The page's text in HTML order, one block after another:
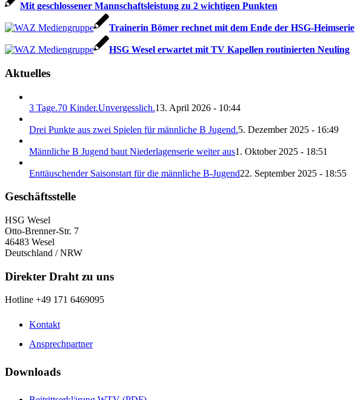
Mit geschlossener Mannschaftsleistung zu 2 wichtigen Punkten
Trainerin Bömer rechnet mit dem Ende der HSG-Heimserie
HSG Wesel erwartet mit TV Kapellen routinierten Neuling
Aktuelles
3 Tage.70 Kinder.Unvergesslich.13. April 2026 - 10:44
Drei Punkte aus zwei Spielen für männliche B Jugend.5. Dezember 2025 - 16:49
Männliche B Jugend baut Niederlagenserie weiter aus1. Oktober 2025 - 18:51
Enttäuschender Saisonstart für die männliche B-Jugend22. September 2025 - 18:55
Geschäftsstelle
HSG Wesel
Otto-Brenner-Str. 7
46483 Wesel
Deutschland / NRW
Direkter Draht zu uns
Hotline +49 171 6469095
Kontakt
Ansprechpartner
Downloads